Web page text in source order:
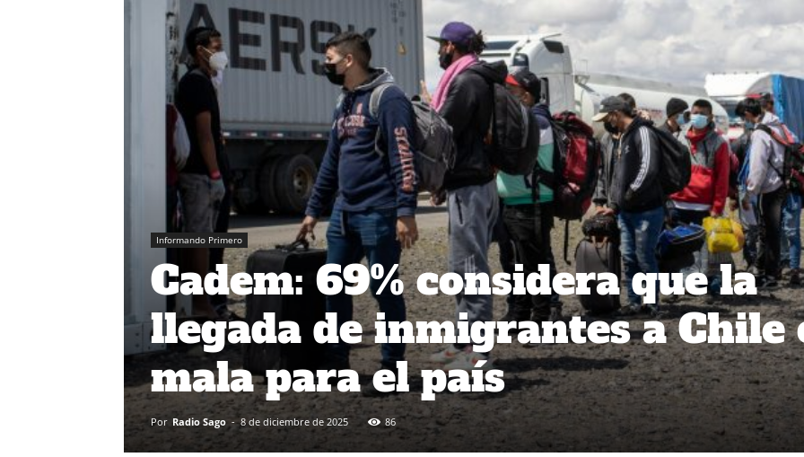
Informando Primero
Cadem: 69% considera que la
llegada de inmigrantes a Chile
mala para el país
Por Radio Sago - 8 de diciembre de 2025 86